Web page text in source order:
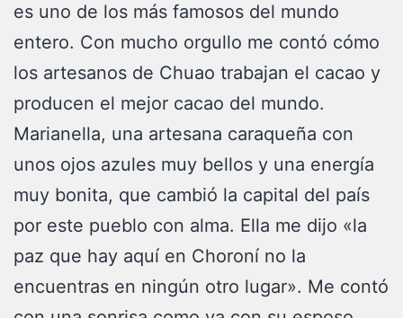
es uno de los más famosos del mundo
entero. Con mucho orgullo me contó cómo
los artesanos de Chuao trabajan el cacao y
producen el mejor cacao del mundo.
Marianella, una artesana caraqueña con
unos ojos azules muy bellos y una energía
muy bonita, que cambió la capital del país
por este pueblo con alma. Ella me dijo «la
paz que hay aquí en Choroní no la
encuentras en ningún otro lugar». Me contó